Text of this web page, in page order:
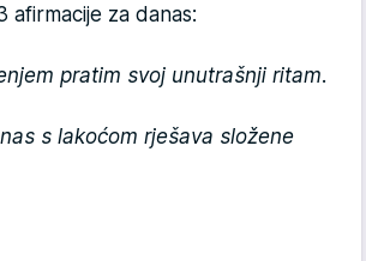
afirmacije za danas:
pratim svoj unutrašnji ritam.
s lakoćom rješava složene